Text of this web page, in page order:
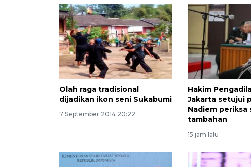
Olah raga tradisional
dijadikan ikon seni Sukabumi
7 September 2014 20:22
Hakim
Jakarta setujui
Nadiem periksa
tambahan
15 jam lalu